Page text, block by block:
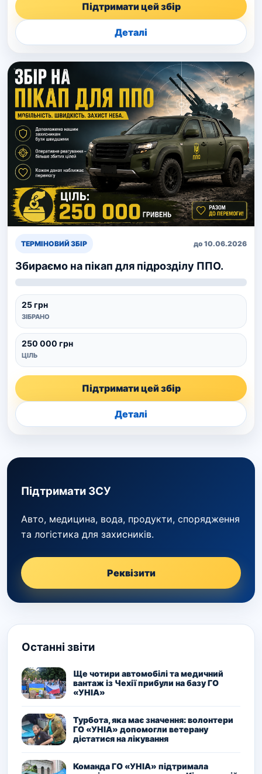
Підтримати цей збір
Деталі
ТЕРМІНОВИЙ ЗБІР до 10.06.2026
Збираємо на пікап для підрозділу ППО.
25 грн
ЗІБРАНО
250 000 грн
ЦІЛЬ
Підтримати цей збір
Деталі
Підтримати ЗСУ
Авто, медицина, вода, продукти, спорядження
та логістика для захисників.
Реквізити
Останні звіти
Ще чотири автомобілі та медичний
вантаж із Чехії прибули на базу ГО
«УНІА»
Турбота, яка має значення: волонтери
ГО «УНІА» допомогли ветерану
дістатися на лікування
Команда ГО «УНІА» підтримала